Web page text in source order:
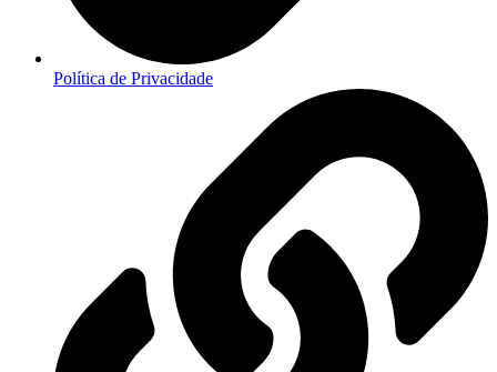
Política de Privacidade